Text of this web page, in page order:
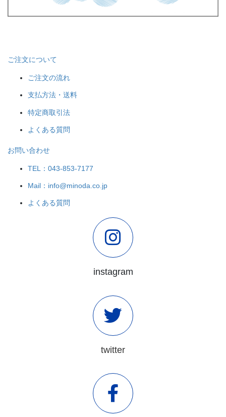
ご注文について
ご注文の流れ
支払方法・送料
特定商取引法
よくある質問
お問い合わせ
TEL：043-853-7177
Mail：info@minoda.co.jp
よくある質問
instagram
twitter